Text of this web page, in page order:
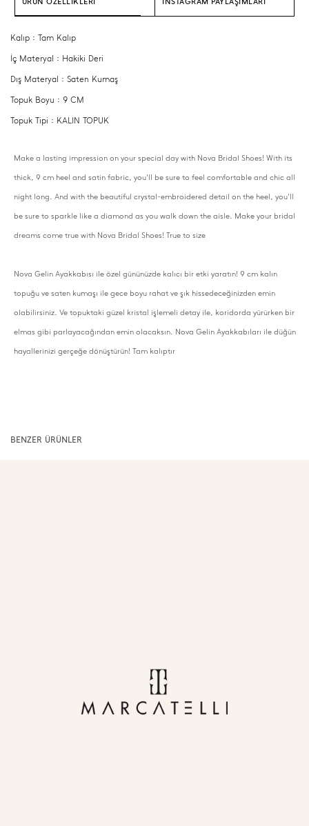
Kalıp : Tam Kalıp
İç Materyal : Hakiki Deri
Dış Materyal : Saten Kumaş
Topuk Boyu : 9 CM
Topuk Tipi : KALIN TOPUK
Make a lasting impression on your special day with Nova Bridal Shoes! With its
thick, 9 cm heel and satin fabric, you'll be sure to feel comfortable and chic all
night long. And with the beautiful crystal-embroidered detail on the heel, you'll
be sure to sparkle like a diamond as you walk down the aisle. Make your bridal
dreams come true with Nova Bridal Shoes! True to size
Nova Gelin Ayakkabısı ile özel gününüzde kalıcı bir etki yaratın! 9 cm kalın
topuğu ve saten kumaşı ile gece boyu rahat ve şık hissedeceğinizden emin
olabilirsiniz. Ve topuktaki güzel kristal işlemeli detay ile, koridorda yürürken bir
elmas gibi parlayacağından emin olacaksın. Nova Gelin Ayakkabıları ile düğün
hayallerinizi gerçeğe dönüştürün! Tam kalıptır
BENZER ÜRÜNLER